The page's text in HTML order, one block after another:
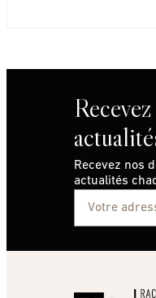
Recevez nos
actualités